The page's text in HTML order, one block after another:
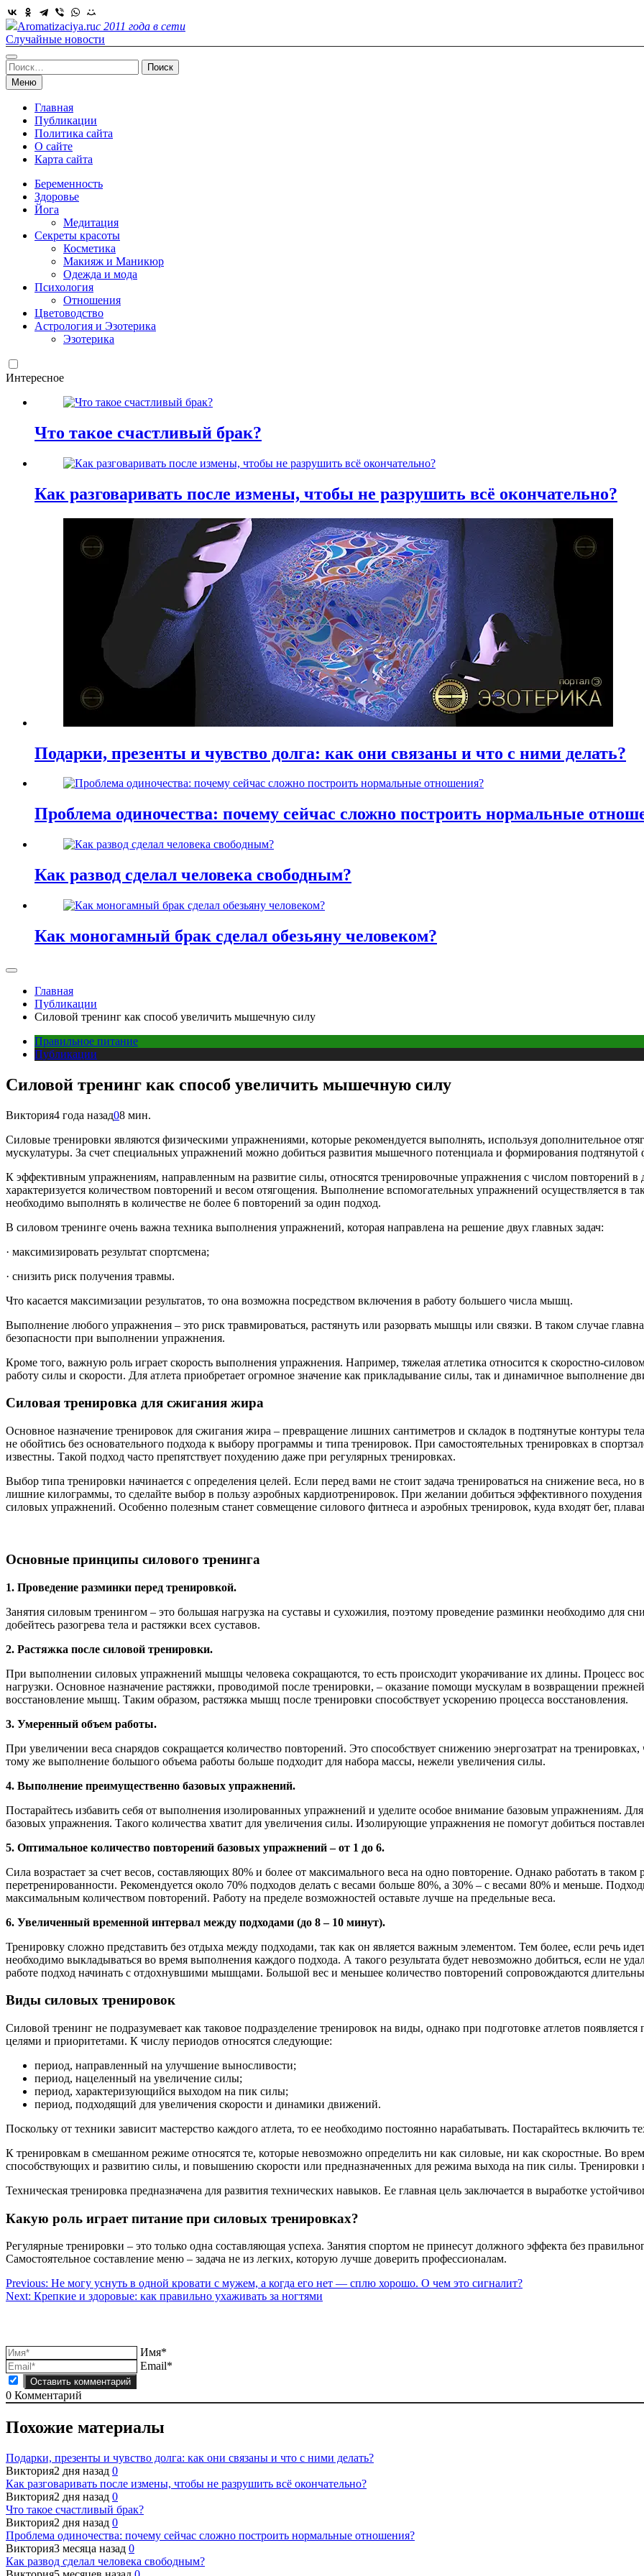
Skip
to
content
Aromatizaciya.ruс 2011 года в сети
Случайные новости
Найти:
Меню
Главная
Публикации
Политика сайта
О сайте
Карта сайта
Беременность
Здоровье
Йога
Медитация
Секреты красоты
Косметика
Макияж и Маникюр
Одежда и мода
Психология
Отношения
Цветоводство
Астрология и Эзотерика
Эзотерика
Интересное
Что такое счастливый брак?
Как разговаривать после измены, чтобы не разрушить всё окончательно?
Подарки, презенты и чувство долга: как они связаны и что с ними делать?
Проблема одиночества: почему сейчас сложно построить нормальные
Как развод сделал человека свободным?
Как моногамный брак сделал обезьяну человеком?
Главная
Публикации
Силовой тренинг как способ увеличить мышечную силу
Правильное питание
Публикации
Силовой тренинг как способ увеличить мышечную силу
Виктория4 года назад08 мин.
Силовые тренировки являются физическими упражнениями, которые рекомендуется выполнять, используя дополнительное
мускулатуры. За счет специальных упражнений можно добиться развития мышечного потенциала и формирования
К эффективным упражнениям, направленным на развитие силы, относятся тренировочные упражнения с числом повторений
характеризуется количеством повторений и весом отягощения. Выполнение вспомогательных упражнений осуществляется
необходимо выполнять в количестве не более 6 повторений за один подход.
В силовом тренинге очень важна техника выполнения упражнений, которая направлена на решение двух главных задач:
· максимизировать результат спортсмена;
· снизить риск получения травмы.
Что касается максимизации результатов, то она возможна посредством включения в работу большего числа мышц.
Выполнение любого упражнения – это риск травмироваться, растянуть или разорвать мышцы или связки. В таком случае
безопасности при выполнении упражнения.
Кроме того, важную роль играет скорость выполнения упражнения. Например, тяжелая атлетика относится к скоростно-
работу силы и скорости. Для атлета приобретает огромное значение как прикладывание силы, так и динамичное выполнение
Силовая тренировка для сжигания жира
Основное назначение тренировок для сжигания жира – превращение лишних сантиметров и складок в подтянутые контуры
не обойтись без основательного подхода к выбору программы и типа тренировок. При самостоятельных тренировках в
известны. Такой подход часто препятствует похудению даже при регулярных тренировках.
Выбор типа тренировки начинается с определения целей. Если перед вами не стоит задача тренироваться на снижение веса,
лишние килограммы, то сделайте выбор в пользу аэробных кардиотренировок. При желании добиться эффективного
силовых упражнений. Особенно полезным станет совмещение силового фитнеса и аэробных тренировок, куда входят бег,
Основные принципы силового тренинга
1. Проведение разминки перед тренировкой.
Занятия силовым тренингом – это большая нагрузка на суставы и сухожилия, поэтому проведение разминки необходимо для
добейтесь разогрева тела и растяжки всех суставов.
2. Растяжка после силовой тренировки.
При выполнении силовых упражнений мышцы человека сокращаются, то есть происходит укорачивание их длины. Процесс
нагрузки. Основное назначение растяжки, проводимой после тренировки, – оказание помощи мускулам в возвращении
восстановление мышц. Таким образом, растяжка мышц после тренировки способствует ускорению процесса восстановления.
3. Умеренный объем работы.
При увеличении веса снарядов сокращается количество повторений. Это способствует снижению энергозатрат на
тому же выполнение большого объема работы больше подходит для набора массы, нежели увеличения силы.
4. Выполнение преимущественно базовых упражнений.
Постарайтесь избавить себя от выполнения изолированных упражнений и уделите особое внимание базовым упражнениям.
базовых упражнения. Такого количества хватит для увеличения силы. Изолирующие упражнения не помогут добиться
5. Оптимальное количество повторений базовых упражнений – от 1 до 6.
Сила возрастает за счет весов, составляющих 80% и более от максимального веса на одно повторение. Однако работать в
перетренированности. Рекомендуется около 70% подходов делать с весами больше 80%, а 30% – с весами 80% и меньше.
максимальным количеством повторений. Работу на пределе возможностей оставьте лучше на предельные веса.
6. Увеличенный временной интервал между подходами (до 8 – 10 минут).
Тренировку сложно представить без отдыха между подходами, так как он является важным элементом. Тем более, если речь
необходимо выкладываться во время выполнения каждого подхода. А такого результата будет невозможно добиться, если не
работе подход начинать с отдохнувшими мышцами. Большой вес и меньшее количество повторений сопровождаются
Виды силовых тренировок
Силовой тренинг не подразумевает как таковое подразделение тренировок на виды, однако при подготовке атлетов
целями и приоритетами. К числу периодов относятся следующие:
период, направленный на улучшение выносливости;
период, нацеленный на увеличение силы;
период, характеризующийся выходом на пик силы;
период, подходящий для увеличения скорости и динамики движений.
Поскольку от техники зависит мастерство каждого атлета, то ее необходимо постоянно нарабатывать. Постарайтесь включить
К тренировкам в смешанном режиме относятся те, которые невозможно определить ни как силовые, ни как скоростные. Во
способствующих и развитию силы, и повышению скорости или предназначенных для режима выхода на пик силы.
Техническая тренировка предназначена для развития технических навыков. Ее главная цель заключается в выработке
Какую роль играет питание при силовых тренировках?
Регулярные тренировки – это только одна составляющая успеха. Занятия спортом не принесут должного эффекта без
Самостоятельное составление меню – задача не из легких, которую лучше доверить профессионалам.
Навигация
по
Previous: Не могу уснуть в одной кровати с мужем, а когда его нет — сплю хорошо. О чем это сигналит?
Next: Крепкие и здоровые: как правильно ухаживать за ногтями
Имя*
Email*
0 Комментарий
Похожие материалы
Подарки, презенты и чувство долга: как они связаны и что с ними делать?
Виктория2 дня назад 0
Как разговаривать после измены, чтобы не разрушить всё окончательно?
Виктория2 дня назад 0
Что такое счастливый брак?
Виктория2 дня назад 0
Проблема одиночества: почему сейчас сложно построить нормальные отношения?
Виктория3 месяца назад 0
Как развод сделал человека свободным?